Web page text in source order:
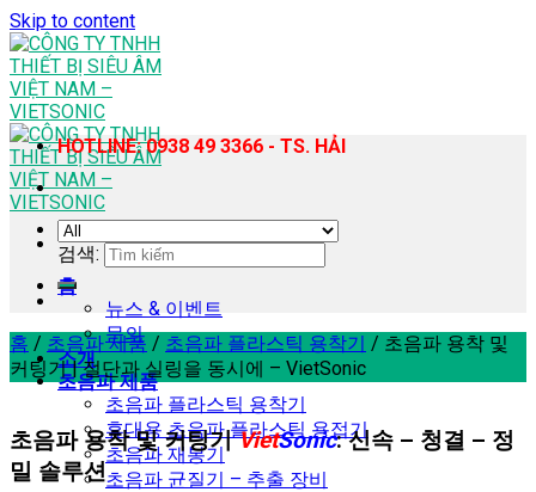
Skip to content
홈
뉴스 & 이벤트
문의
소개
초음파 제품
초음파 플라스틱 용착기
휴대용 초음파 플라스틱 용접기
초음파 재봉기
초음파 균질기 – 추출 장비
HOTLINE: 0938 49 3366 - TS. HẢI
검색:
홈 / 초음파 제품 / 초음파 플라스틱 용착기 / 초음파 용착 및
커팅기 | 절단과 실링을 동시에 – VietSonic
초음파 용착 및 커팅기VietSonic: 신속 – 청결 – 정
밀 솔루션